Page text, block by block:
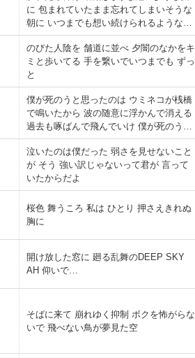
に 包まれていたまま忘れてしまいそうな
朝に いつまでも想い続けられるような
日々を捧ぐ 言葉でも心でも流れる赤い血
も全部
のびた人陰を 舗道に並べ 夕闇のなかをキ
ミと歩いてる 手を繋いでいつまでも ずっ
と
僕が死のうと思ったのは ウミネコが桟橋
で鳴いたから 波の随意に浮かんで消える
過去も啄ばんで飛んでいけ 僕が死のうと
思ったのは
泣いたのは僕だった 弱さを見せないこと
が そう 強い訳じゃないって君が 言って
いたからだよ
桜色 舞うころ 私は ひとり 押さえきれぬ
胸に
開け放した窓に 廻る乱舞のDEEP SKY
AH 仰いで…
そばに来て 崩れゆく抑制 ボクを怖がらな
いで 飛べない鳥が夢見た空